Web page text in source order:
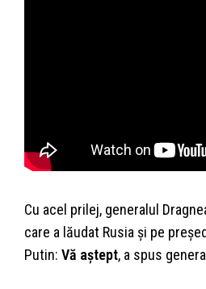
Cu acel prilej, generalul
care a lăudat Rusia și pe
Putin: Vă aștept, a spus